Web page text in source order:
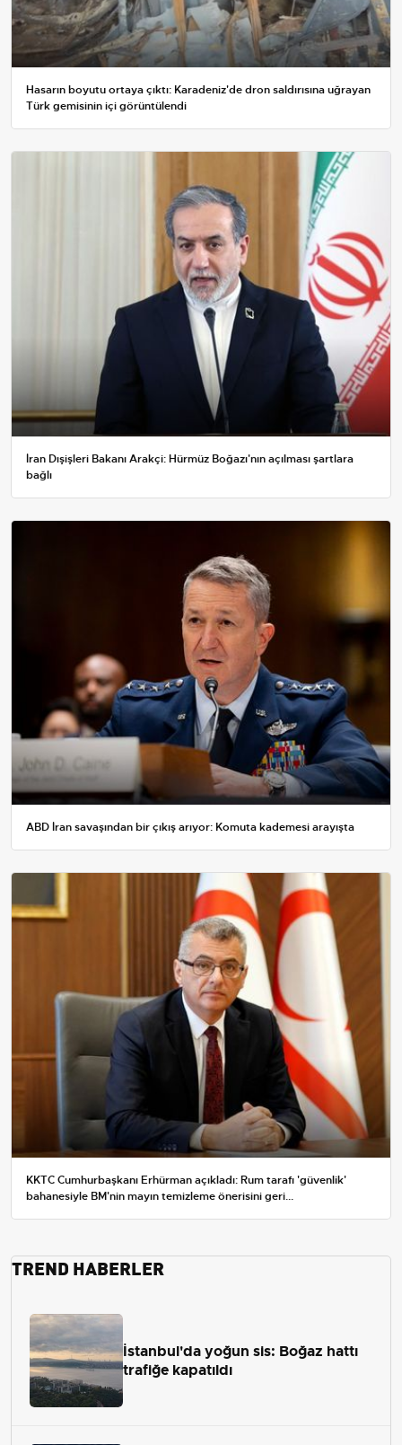
Hasarın boyutu ortaya çıktı: Karadeniz'de dron saldırısına uğrayan
Türk gemisinin içi görüntülendi
İran Dışişleri Bakanı Arakçi: Hürmüz Boğazı'nın açılması şartlara
bağlı
ABD İran savaşından bir çıkış arıyor: Komuta kademesi arayışta
KKTC Cumhurbaşkanı Erhürman açıkladı: Rum tarafı 'güvenlik'
bahanesiyle BM'nin mayın temizleme önerisini geri...
TREND HABERLER
İstanbul'da yoğun sis: Boğaz hattı
trafiğe kapatıldı